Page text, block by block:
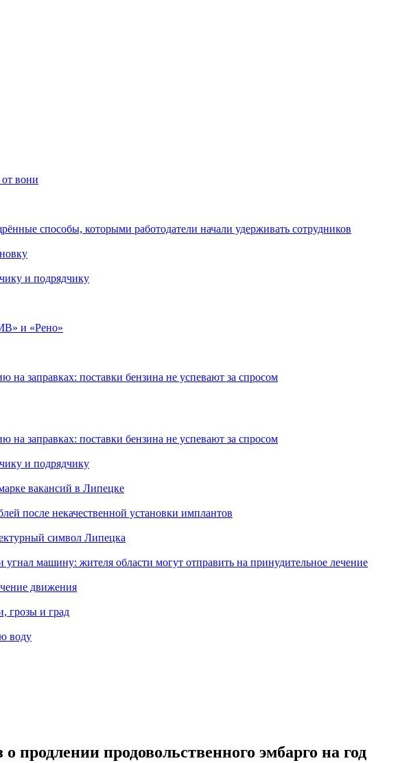
вони
способы, которыми работодатели начали удерживать сотрудников
и подрядчику
и «Рено»
заправках: поставки бензина не успевают за спросом
заправках: поставки бензина не успевают за спросом
и подрядчику
вакансий в Липецке
после некачественной установки имплантов
символ Липецка
угнал машину: жителя области могут отправить на принудительное лечение
движения
грозы и град
воду
продлении продовольственного эмбарго на год